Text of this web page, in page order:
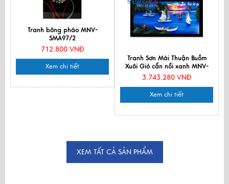
Tranh bông pháo MNV-
SMA97/2
712.800 VNĐ
Xem chi tiết
Tranh Sơn Mài Thuận Buồm
Xuôi Gió cẩn nổi xanh MNV-
TSM7139
3.743.280 VNĐ
Xem chi tiết
XEM TẤT CẢ SẢN PHẨM